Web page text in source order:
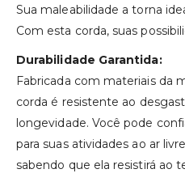
Sua maleabilidade a torna
Com esta corda, suas
Durabilidade Garantida:
Fabricada com materiais da
corda é resistente ao
longevidade. Você pode
para suas atividades ao ar
sabendo que ela resistirá ao